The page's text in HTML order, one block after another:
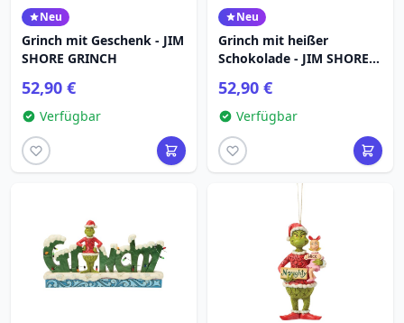
Neu
Grinch mit Geschenk - JIM
SHORE GRINCH
52,90 €
Verfügbar
Neu
Grinch mit heißer
Schokolade - JIM SHORE
52,90 €
Verfügbar